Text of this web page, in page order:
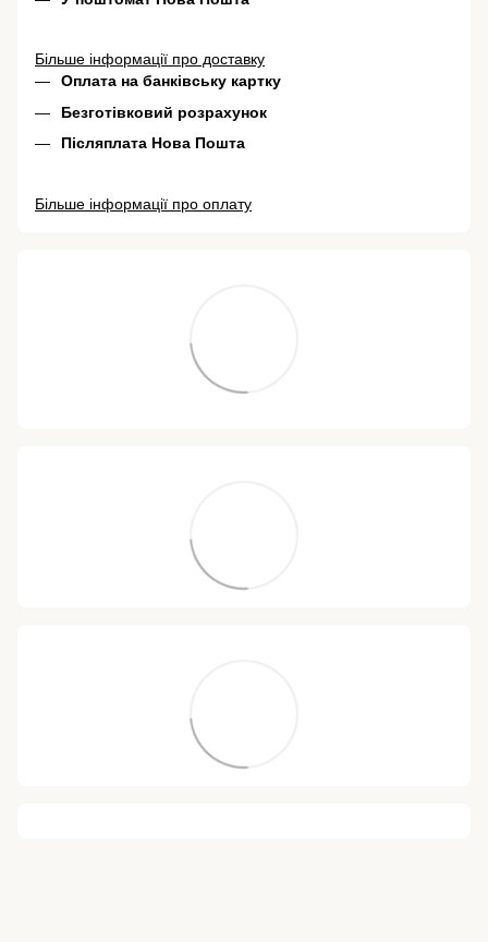
Більше інформації про доставку
Оплата на банківську картку
Безготівковий розрахунок
Післяплата Нова Пошта
Більше інформації про оплату